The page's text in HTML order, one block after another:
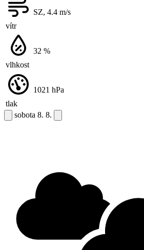
vítr
SZ, 4.4 m/s
vlhkost
32 %
tlak
1021 hPa
sobota 8. 8.